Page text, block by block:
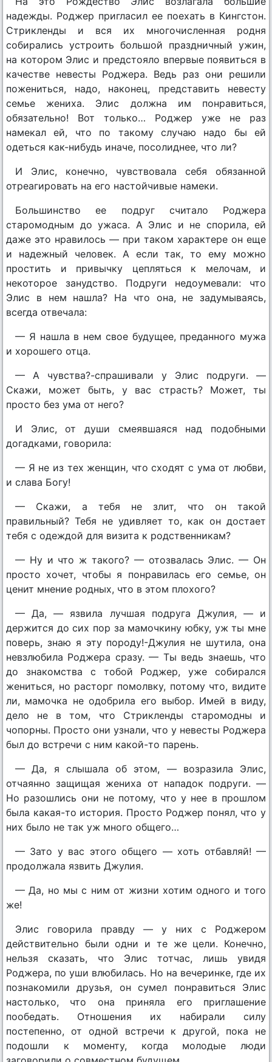
надежды. Роджер пригласил ее поехать в Кингстон.
Стрикленды и вся их многочисленная родня
собирались устроить большой праздничный ужин,
на котором Элис и предстояло впервые появиться в
качестве невесты Роджера. Ведь раз они решили
пожениться, надо, наконец, представить невесту
семье жениха. Элис должна им понравиться,
обязательно! Вот только… Роджер уже не раз
намекал ей, что по такому случаю надо бы ей
одеться как-нибудь иначе, посолиднее, что ли?
И Элис, конечно, чувствовала себя обязанной
отреагировать на его настойчивые намеки.
Большинство ее подруг считало Роджера
старомодным до ужаса. А Элис и не спорила, ей
даже это нравилось — при таком характере он еще
и надежный человек. А если так, то ему можно
простить и привычку цепляться к мелочам, и
некоторое занудство. Подруги недоумевали: что
Элис в нем нашла? На что она, не задумываясь,
всегда отвечала:
— Я нашла в нем свое будущее, преданного мужа
и хорошего отца.
— А чувства?-спрашивали у Элис подруги. —
Скажи, может быть, у вас страсть? Может, ты
просто без ума от него?
И Элис, от души смеявшаяся над подобными
догадками, говорила:
— Я не из тех женщин, что сходят с ума от любви,
и слава Богу!
— Скажи, а тебя не злит, что он такой
правильный? Тебя не удивляет то, как он достает
тебя с одеждой для визита к родственникам?
— Ну и что ж такого? — отозвалась Элис. — Он
просто хочет, чтобы я понравилась его семье, он
ценит мнение родных, что в этом плохого?
— Да, — язвила лучшая подруга Джулия, — и
держится до сих пор за мамочкину юбку, уж ты мне
поверь, знаю я эту породу!-Джулия не шутила, она
невзлюбила Роджера сразу. — Ты ведь знаешь, что
до знакомства с тобой Роджер, уже собирался
жениться, но расторг помолвку, потому что, видите
ли, мамочка не одобрила его выбор. Имей в виду,
дело не в том, что Стрикленды старомодны и
чопорны. Просто они узнали, что у невесты Роджера
был до встречи с ним какой-то парень.
— Да, я слышала об этом, — возразила Элис,
отчаянно защищая жениха от нападок подруги. —
Но разошлись они не потому, что у нее в прошлом
была какая-то история. Просто Роджер понял, что у
них было не так уж много общего…
— Зато у вас этого общего — хоть отбавляй! —
продолжала язвить Джулия.
— Да, но мы с ним от жизни хотим одного и того
же!
Элис говорила правду — у них с Роджером
действительно были одни и те же цели. Конечно,
нельзя сказать, что Элис тотчас, лишь увидя
Роджера, по уши влюбилась. Но на вечеринке, где их
познакомили друзья, он сумел понравиться Элис
настолько, что она приняла его приглашение
пообедать. Отношения их набирали силу
постепенно, от одной встречи к другой, пока не
подошли к моменту, когда молодые люди